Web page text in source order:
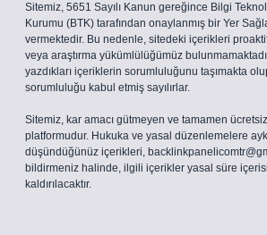
Sitemiz, 5651 Sayılı Kanun gereğince Bilgi
Kurumu (BTK) tarafından onaylanmış bir Yer
vermektedir. Bu nedenle, sitedeki içerikleri
veya araştırma yükümlülüğümüz
yazdıkları içeriklerin sorumluluğunu taşımakta
sorumluluğu kabul etmiş sayılırlar.
Sitemiz, kar amacı gütmeyen ve tamamen
platformudur. Hukuka ve yasal düzenlemelere
düşündüğünüz içerikleri,
bildirmeniz halinde, ilgili içerikler yasal süre
kaldırılacaktır.